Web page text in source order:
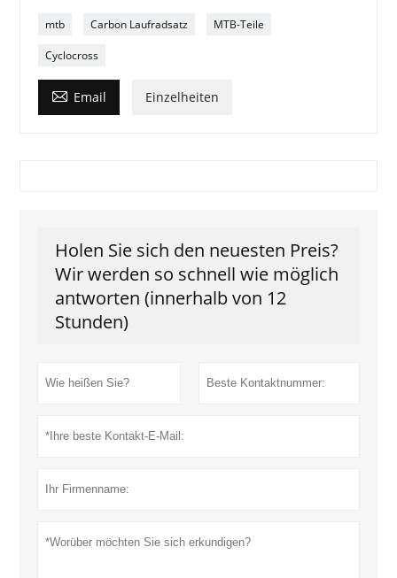
mtb Carbon Laufradsatz MTB-Teile
Cyclocross
 Email Einzelheiten
Holen Sie sich den neuesten Preis?
Wir werden so schnell wie möglich
antworten (innerhalb von 12
Stunden)